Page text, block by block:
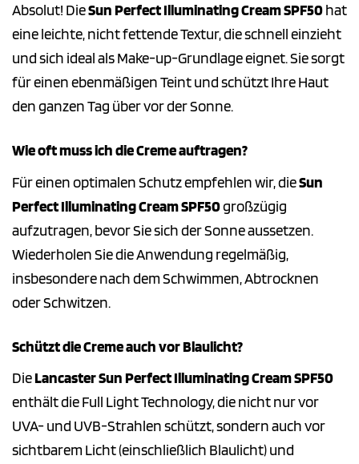
Absolut! DieSun Perfect Illuminating Cream SPF50hat
eine leichte, nicht fettende Textur, die schnell einzieht
und sich ideal als Make-up-Grundlage eignet. Sie sorgt
für einen ebenmäßigen Teint und schützt Ihre Haut
den ganzen Tag über vor der Sonne.
Wie oft muss ich die Creme auftragen?
Für einen optimalen Schutz empfehlen wir, dieSun
Perfect Illuminating Cream SPF50großzügig
aufzutragen, bevor Sie sich der Sonne aussetzen.
Wiederholen Sie die Anwendung regelmäßig,
insbesondere nach dem Schwimmen, Abtrocknen
oder Schwitzen.
Schützt die Creme auch vor Blaulicht?
DieLancaster Sun Perfect Illuminating Cream SPF50
enthält die Full Light Technology, die nicht nur vor
UVA- und UVB-Strahlen schützt, sondern auch vor
sichtbarem Licht (einschließlich Blaulicht) und